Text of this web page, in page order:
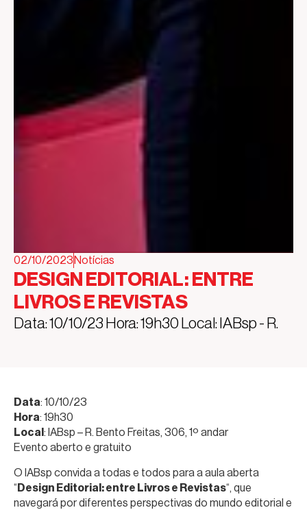
02/10/2023 Notícias
DESIGN EDITORIAL: ENTRE
LIVROS E REVISTAS
Data: 10/10/23 Hora: 19h30 Local: IABsp - R.
Data: 10/10/23
Hora: 19h30
Local : IABsp – R. Bento Freitas, 306, 1º andar
Evento aberto e gratuito
O IABsp convida a todas e todos para a aula aberta
“Design Editorial: entre Livros e Revistas“, que
navegará por diferentes perspectivas do mundo editorial e